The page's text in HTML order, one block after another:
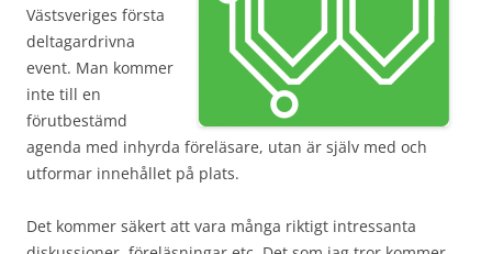
Västsveriges första
deltagardrivna
event. Man kommer
inte till en
förutbestämd
agenda med inhyrda föreläsare, utan är själv med och
utformar innehållet på plats.
Det kommer säkert att vara många riktigt intressanta